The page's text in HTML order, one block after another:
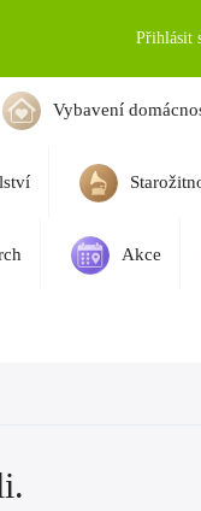
Přihlásit
Vybavení
Akce